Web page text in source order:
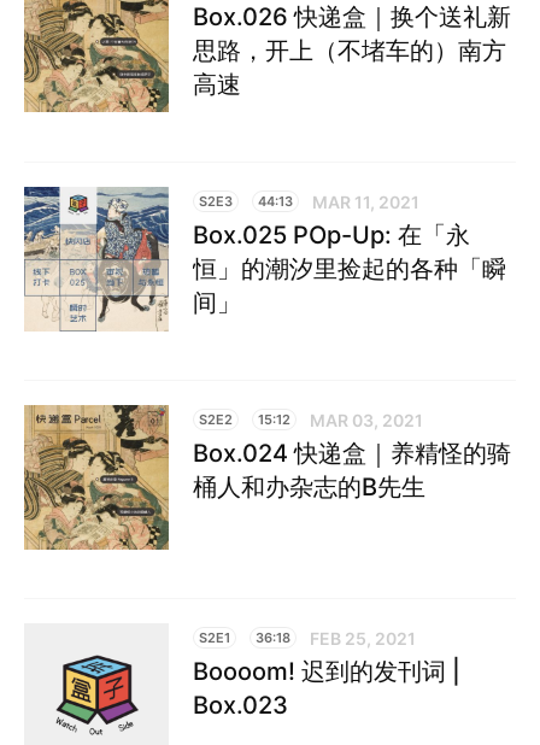
Box.026 快递盒｜换个送礼新
思路，开上（不堵车的）南方
高速
S2E3 44:13 MAR 11, 2021
Box.025 POp-Up: 在「永
恒」的潮汐里捡起的各种「瞬
间」
S2E2 15:12 MAR 03, 2021
Box.024 快递盒｜养精怪的骑
桶人和办杂志的B先生
S2E1 36:18 FEB 25, 2021
Boooom! 迟到的发刊词 |
Box.023